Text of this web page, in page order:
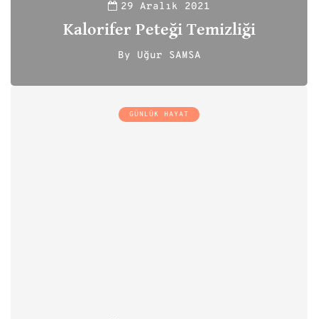
29 Aralık 2021
Kalorifer Peteği Temizliği
By Uğur SAMSA
GÜNLÜK HAYAT